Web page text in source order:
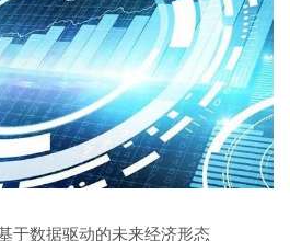
于数据驱动的未来经济形态